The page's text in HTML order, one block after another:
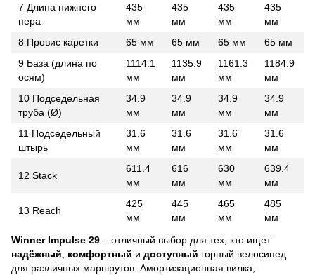
7 Длина нижнего
пера
435
мм
435
мм
435
мм
435
мм
8 Провис каретки
65 мм 65 мм 65 мм
65 мм
9 База (длина по
осям)
1114.1
мм
1135.9
мм
1161.3
мм
1184.9
мм
10 Подседельная
труба (Ø)
34.9
мм
34.9
мм
34.9
мм
34.9
мм
11 Подседельный
штырь
31.6
мм
31.6
мм
31.6
мм
31.6
мм
12 Stack
611.4
мм
616
мм
630
мм
639.4
мм
13 Reach
425
мм
445
мм
465
мм
485
мм
Winner Impulse 29 – отличный выбор для тех, кто ищет
надёжный
комфортный и доступный горный велосипед
для различных маршрутов. Амортизационная вилка,